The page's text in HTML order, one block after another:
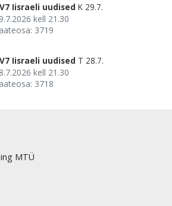
Iisraeli uudised K 29.7.
kell 21.30
3719
Iisraeli uudised T 28.7.
kell 21.30
3718
MTÜ